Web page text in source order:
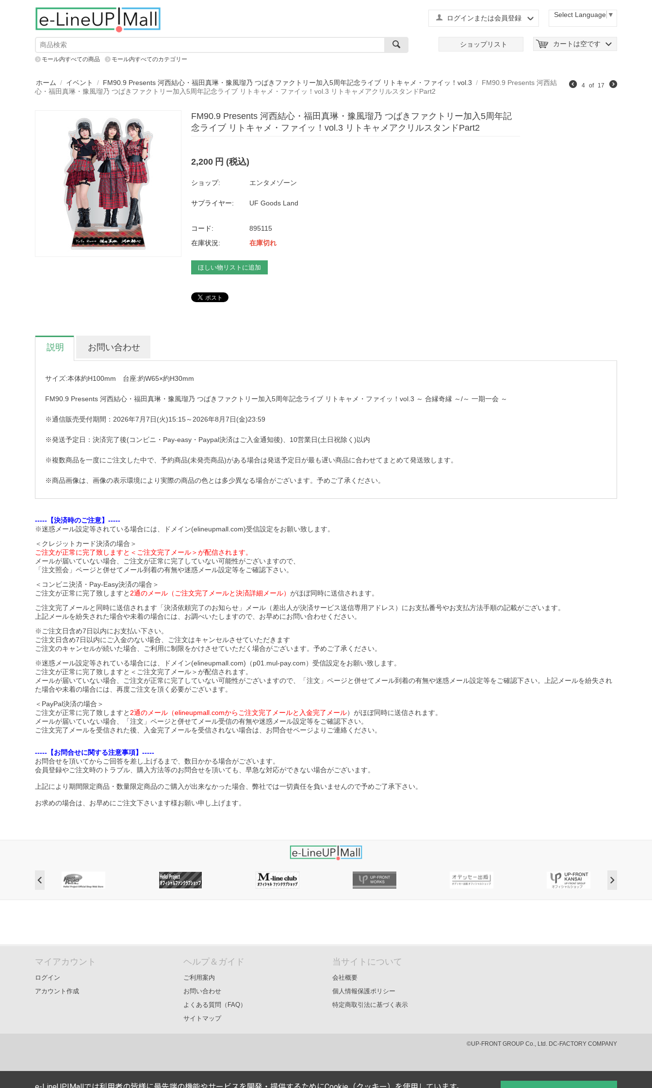
Select Language ▼
ログインまたは会員登録
カートは空です
ショップリスト
モール内すべての商品 モール内すべてのカテゴリー
ホーム / イベント / FM90.9 Presents 河西結心・福田真琳・豫風瑠乃 つばきファクトリー加入5周年記念ライブ リトキャメ・ファイッ！vol.3 / FM90.9 Presents 河西結
心・福田真琳・豫風瑠乃 つばきファクトリー加入5周年記念ライブ リトキャメ・ファイッ！vol.3 リトキャメアクリルスタンドPart2
4 of 17
FM90.9 Presents 河西結心・福田真琳・豫風瑠乃 つばきファクトリー加入5周年記
念ライブ リトキャメ・ファイッ！vol.3 リトキャメアクリルスタンドPart2
2,200 円 (税込)
ショップ: エンタメゾーン
サプライヤー: UF Goods Land
コード:
895115
在庫状況:
在庫切れ
ほしい物リストに追加
説明 お問い合わせ
サイズ:本体約H100mm 台座:約W65×約H30mm
FM90.9 Presents 河西結心・福田真琳・豫風瑠乃 つばきファクトリー加入5周年記念ライブ リトキャメ・ファイッ！vol.3 ～ 合縁奇縁 ～/～ 一期一会 ～
※通信販売受付期間：2026年7月7日(火)15:15～2026年8月7日(金)23:59
※発送予定日：決済完了後(コンビニ・Pay-easy・Paypal決済はご入金通知後)、10営業日(土日祝除く)以内
※複数商品を一度にご注文した中で、予約商品(未発売商品)がある場合は発送予定日が最も遅い商品に合わせてまとめて発送致します。
※商品画像は、画像の表示環境により実際の商品の色とは多少異なる場合がございます。予めご了承ください。
-----【決済時のご注意】-----
※迷惑メール設定等されている場合には、ドメイン(elineupmall.com)受信設定をお願い致します。
＜クレジットカード決済の場合＞
ご注文が正常に完了致しますと＜ご注文完了メール＞が配信されます。
メールが届いていない場合、ご注文が正常に完了していない可能性がございますので、
「注文照会」ページと併せてメール到着の有無や迷惑メール設定等をご確認下さい。
＜コンビニ決済・Pay-Easy決済の場合＞
ご注文が正常に完了致しますと2通のメール（ご注文完了メールと決済詳細メール） がほぼ同時に送信されます。
ご注文完了メールと同時に送信されます「決済依頼完了のお知らせ」メール（差出人が決済サービス送信専用アドレス）にお支払番号やお支払方法手順の記載がございます。
上記メールを紛失された場合や未着の場合には、お調べいたしますので、お早めにお問い合わせください。
※ご注文日含め7日以内にお支払い下さい。
ご注文日含め7日以内にご入金のない場合、ご注文はキャンセルさせていただきます
ご注文のキャンセルが続いた場合、ご利用に制限をかけさせていただく場合がございます。予めご了承ください。
※迷惑メール設定等されている場合には、ドメイン(elineupmall.com)（p01.mul-pay.com）受信設定をお願い致します。
ご注文が正常に完了致しますと＜ご注文完了メール＞が配信されます。
メールが届いていない場合、ご注文が正常に完了していない可能性がございますので、「注文」ページと併せてメール到着の有無や迷惑メール設定等をご確認下さい。 上記メールを紛失され
た場合や未着の場合には、再度ご注文を頂く必要がございます。
＜PayPal決済の場合＞
ご注文が正常に完了致しますと2通のメール（elineupmall.comからご注文完了メールと入金完了メール）がほぼ同時に送信されます。
メールが届いていない場合、「注文」ページと併せてメール受信の有無や迷惑メール設定等をご確認下さい。
ご注文完了メールを受信された後、入金完了メールを受信されない場合は、お問合せページよりご連絡ください。
-----【お問合せに関する注意事項】-----
お問合せを頂いてからご回答を差し上げるまで、数日かかる場合がございます。
会員登録やご注文時のトラブル、購入方法等のお問合せを頂いても、早急な対応ができない場合がございます。
上記により期間限定商品・数量限定商品のご購入が出来なかった場合、弊社では一切責任を負いませんので予めご了承下さい。
お求めの場合は、お早めにご注文下さいます様お願い申し上げます。
マイアカウント
ログイン
アカウント作成
ヘルプ＆ガイド
ご利用案内
お問い合わせ
よくある質問（FAQ）
サイトマップ
当サイトについて
会社概要
個人情報保護ポリシー
特定商取引法に基づく表示
©UP-FRONT GROUP Co., Ltd. DC-FACTORY COMPANY